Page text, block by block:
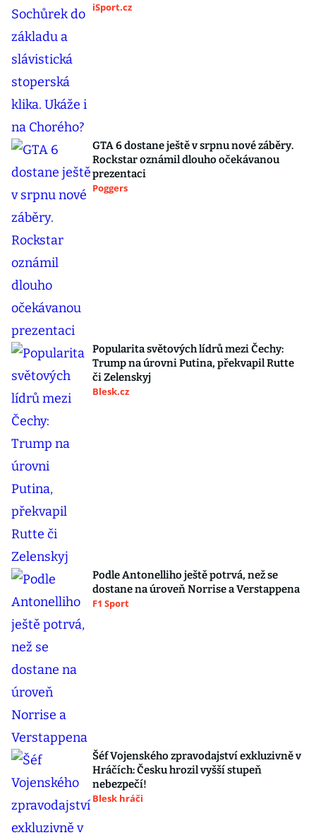
iSport.cz
GTA 6 dostane ještě v srpnu nové záběry.
Rockstar oznámil dlouho očekávanou
prezentaci
Poggers
Popularita světových lídrů mezi Čechy:
Trump na úrovni Putina, překvapil Rutte
či Zelenskyj
Blesk.cz
Podle Antonelliho ještě potrvá, než se
dostane na úroveň Norrise a Verstappena
F1 Sport
Šéf Vojenského zpravodajství exkluzivně v
Hráčích: Česku hrozil vyšší stupeň
nebezpečí!
Blesk hráči